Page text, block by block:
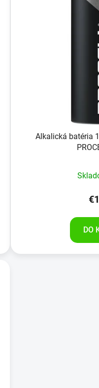
Alkalická batéria
DO